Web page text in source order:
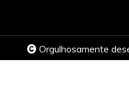
Orgulhosamente